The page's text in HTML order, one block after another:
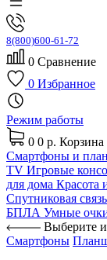
8(800)600-61-72
0 Сравнение
0 Избранное
Режим работы
0 0 р. Корзина
Смартфоны и
TV Игровые
для дома Красота
Спутниковая связь
БПЛА Умные
Выберите
Смартфоны